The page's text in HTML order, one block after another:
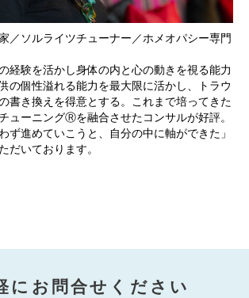
／ソルライツチューナー／ホメオパシー専門
経験を活かし身体の内と心の動きを視る能力
の個性溢れる能力を最大限に活かし、トラウ
書き換えを得意とする。これまで培ってきた
ューニングⓇを融合させたコンサルが好評。
ず進めていこうと、自分の中に軸ができた」
だいております。
にお問合せください